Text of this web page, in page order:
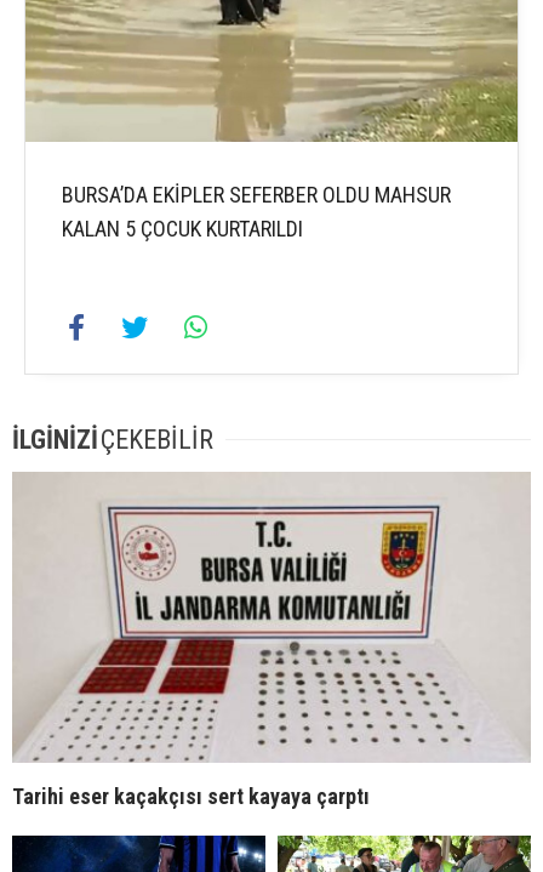
BURSA’DA EKİPLER SEFERBER OLDU MAHSUR
KALAN 5 ÇOCUK KURTARILDI
İLGİNİZİÇEKEBİLİR
Tarihi eser kaçakçısı sert kayaya çarptı